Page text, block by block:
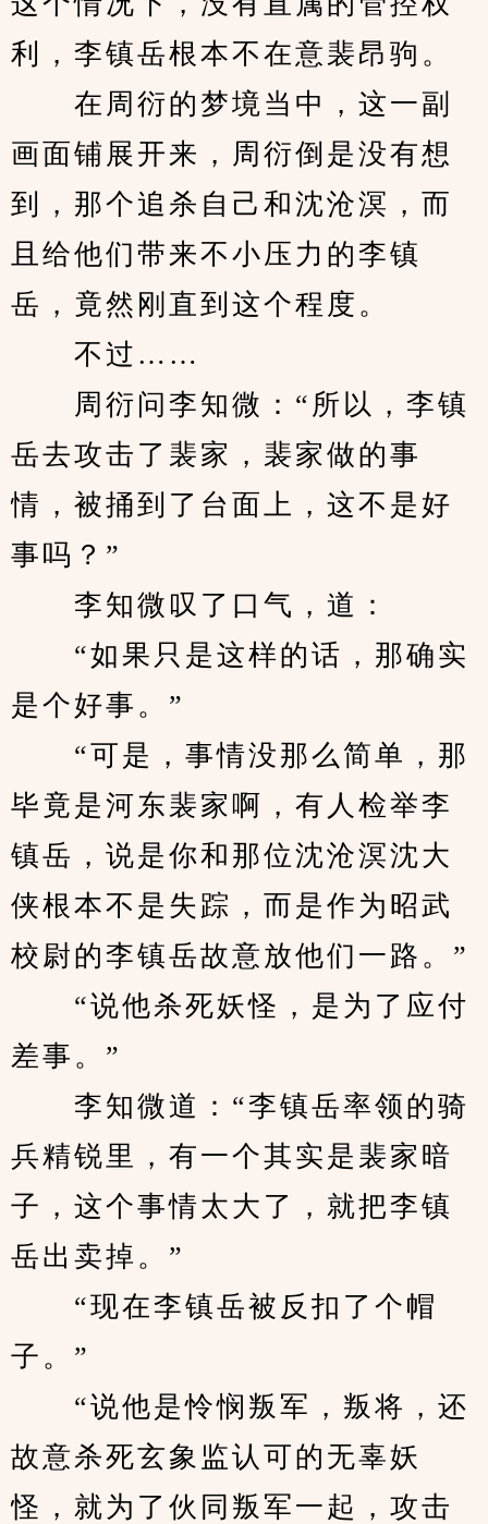
利，李镇岳根本不在意裴昂驹。
在周衍的梦境当中，这一副
画面铺展开来，周衍倒是没有想
到，那个追杀自己和沈沧溟，而
且给他们带来不小压力的李镇
岳，竟然刚直到这个程度。
不过……
周衍问李知微：“所以，李镇
岳去攻击了裴家，裴家做的事
情，被捅到了台面上，这不是好
事吗？”
李知微叹了口气，道：
“如果只是这样的话，那确实
是个好事。”
“可是，事情没那么简单，那
毕竟是河东裴家啊，有人检举李
镇岳，说是你和那位沈沧溟沈大
侠根本不是失踪，而是作为昭武
校尉的李镇岳故意放他们一路。”
“说他杀死妖怪，是为了应付
差事。”
李知微道：“李镇岳率领的骑
兵精锐里，有一个其实是裴家暗
子，这个事情太大了，就把李镇
岳出卖掉。”
“现在李镇岳被反扣了个帽
子。”
“说他是怜悯叛军，叛将，还
故意杀死玄象监认可的无辜妖
怪，就为了伙同叛军一起，攻击